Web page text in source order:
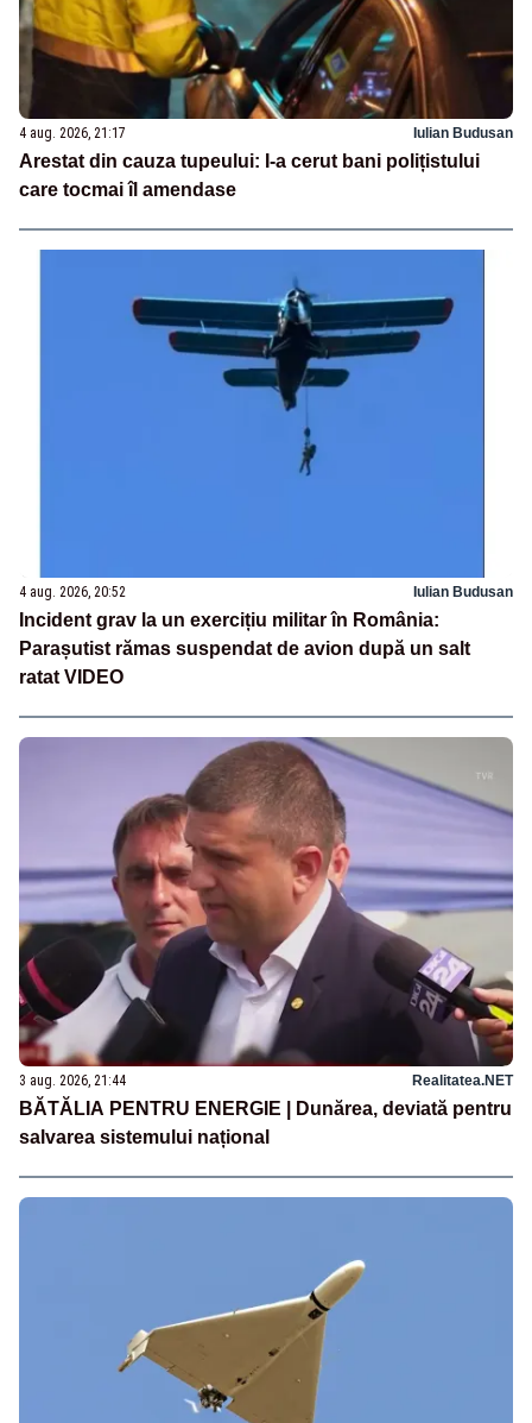
4 aug. 2026, 21:17 Iulian Budusan
Arestat din cauza tupeului: I-a cerut bani polițistului
care tocmai îl amendase
4 aug. 2026, 20:52 Iulian Budusan
Incident grav la un exercițiu militar în România:
Parașutist rămas suspendat de avion după un salt
ratat VIDEO
3 aug. 2026, 21:44 Realitatea.NET
BĂTĂLIA PENTRU ENERGIE | Dunărea, deviată pentru
salvarea sistemului național